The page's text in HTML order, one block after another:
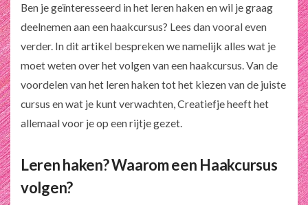
Ben je geïnteresseerd in het leren haken en wil je graag
deelnemen aan een haakcursus? Lees dan vooral even
verder. In dit artikel bespreken we namelijk alles wat je
moet weten over het volgen van een haakcursus. Van de
voordelen van het leren haken tot het kiezen van de juiste
cursus en wat je kunt verwachten, Creatiefje heeft het
allemaal voor je op een rijtje gezet.
Leren haken? Waarom een Haakcursus
volgen?